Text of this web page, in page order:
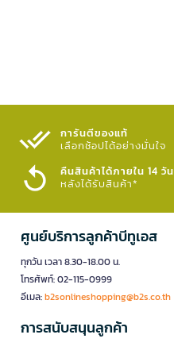
การันตีของแท้
เลือกช้อปได้อย่างมั่นใจ​
คืนสินค้าได้ภายใน 14 วัน
หลังได้รับสินค้า*
ศูนย์บริการลูกค้าบีทูเอส
ทุกวัน เวลา 8.30-18.00 น.
โทรศัพท์: 02-115-0999
อีเมล:b2sonlineshopping@b2s.co.th
การสนับสนุนลูกค้า